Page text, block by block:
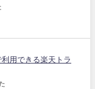
用できる楽天トラ